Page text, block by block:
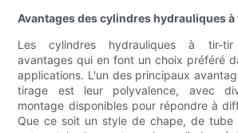
Avantages des cylindres hydrauliques à
Les cylindres hydrauliques à tir-tir
avantages qui en font un choix préféré
applications. L'un des principaux
tirage est leur polyvalence, avec
montage disponibles pour répondre à
Que ce soit un style de chape, de tube